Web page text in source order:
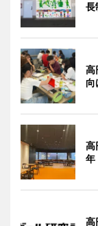
長
高
向
高
高